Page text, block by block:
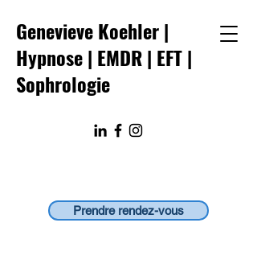
Genevieve Koehler |
Hypnose | EMDR| EFT|
Sophrologie
Prendre rendez-vous